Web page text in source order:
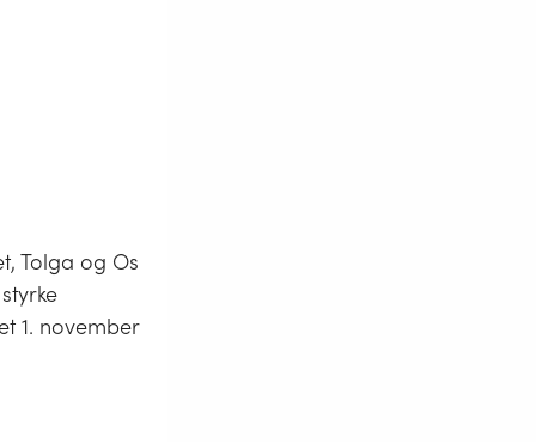
Tolga og Os
1. november